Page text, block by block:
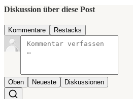
Diskussion über diese Post
Kommentare Restacks
Oben Neueste Diskussionen